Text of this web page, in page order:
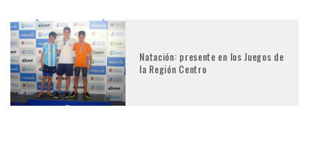
Natación: presente en los Juegos de
la Región Centro